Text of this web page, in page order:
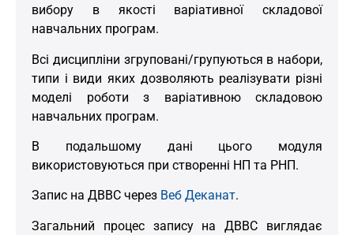
вибору в якості варіативної складової
навчальних програм.
Всі дисципліни згруповані/групуються в набори,
типи і види яких дозволяють реалізувати різні
моделі роботи з варіативною складовою
навчальних програм.
В подальшому дані цього модуля
використовуються при створенні НП та РНП.
Запис на ДВВС через Веб Деканат.
Загальний процес запису на ДВВС виглядає